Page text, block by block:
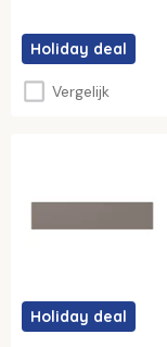
Holiday deal
Vergelijk
Holiday deal